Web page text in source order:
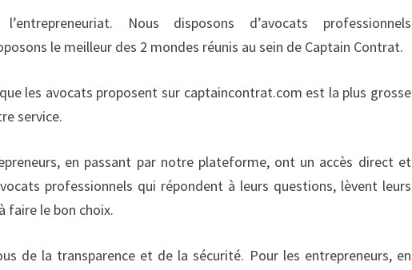
Nous disposons d’avocats professionnels
le meilleur des 2 mondes réunis au sein de Captain Contrat.
les avocats proposent sur captaincontrat.com est la plus grosse
service.
en passant par notre plateforme, ont un accès direct et
professionnels qui répondent à leurs questions, lèvent leurs
faire le bon choix.
de la transparence et de la sécurité. Pour les entrepreneurs, en